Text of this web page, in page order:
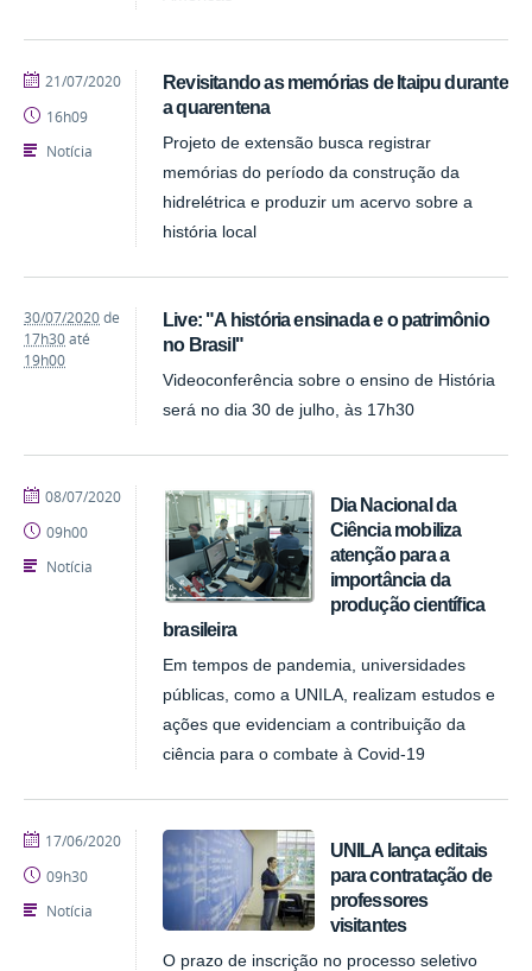
Revisitando as memórias de Itaipu durante
a quarentena
Projeto de extensão busca registrar
memórias do período da construção da
hidrelétrica e produzir um acervo sobre a
história local
publicado
21/07/2020
16h09
Notícia
Live: "A história ensinada e o patrimônio
no Brasil"
Videoconferência sobre o ensino de História
será no dia 30 de julho, às 17h30
30/07/2020de
17h30até
19h00
Dia Nacional da
Ciência mobiliza
atenção para a
importância da
produção científica
brasileira
Em tempos de pandemia, universidades
públicas, como a UNILA, realizam estudos e
ações que evidenciam a contribuição da
ciência para o combate à Covid-19
publicado
08/07/2020
09h00
Notícia
UNILA lança editais
para contratação de
professores
visitantes
O prazo de inscrição no processo seletivo
publicado
17/06/2020
09h30
Notícia